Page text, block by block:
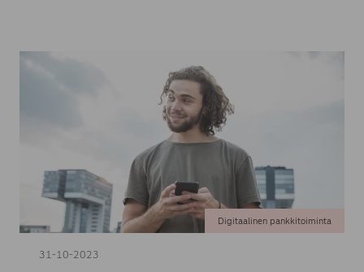
31-10-2023
Digitaalinen pankkitoiminta